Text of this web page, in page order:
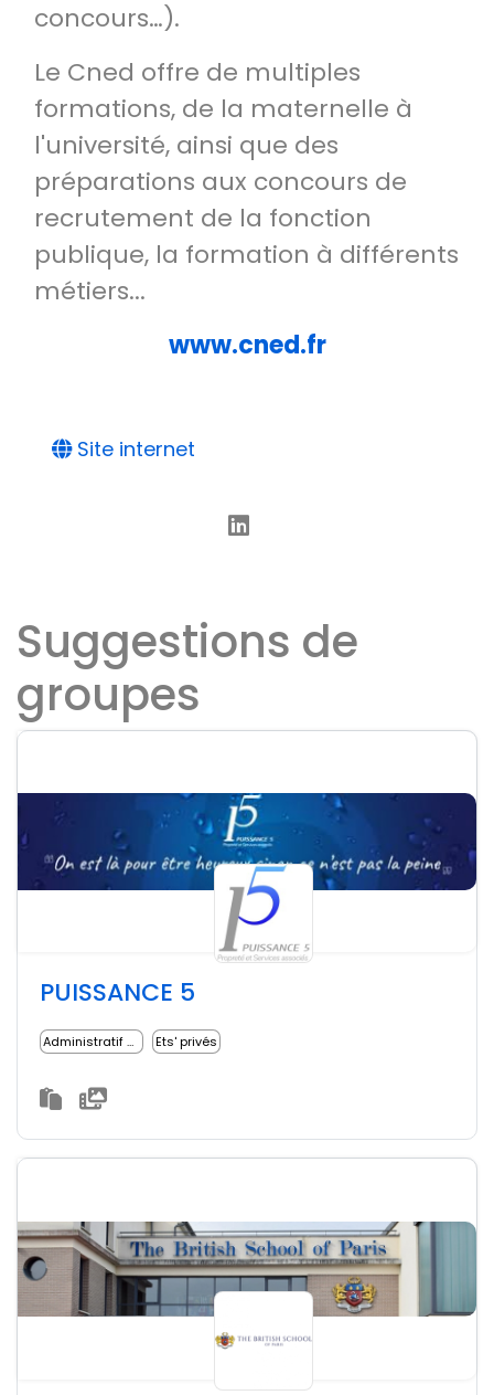
concours…).
Le Cned offre de multiples
formations, de la maternelle à
l'université, ainsi que des
préparations aux concours de
recrutement de la fonction
publique, la formation à différents
métiers...
www.cned.fr
Site internet
Suggestions de
groupes
PUISSANCE 5
Administratif médical Ets' privés